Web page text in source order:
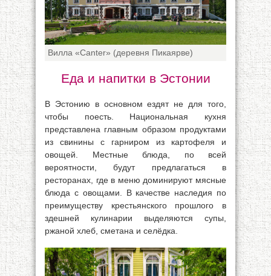
Вилла «Canter» (деревня Пикаярве)
Еда и напитки в Эстонии
В Эстонию в основном ездят не для того,
чтобы поесть. Национальная кухня
представлена главным образом продуктами
из свинины с гарниром из картофеля и
овощей. Местные блюда, по всей
вероятности, будут предлагаться в
ресторанах, где в меню доминируют мясные
блюда с овощами. В качестве наследия по
преимуществу крестьянского прошлого в
здешней кулинарии выделяются супы,
ржаной хлеб, сметана и селёдка.